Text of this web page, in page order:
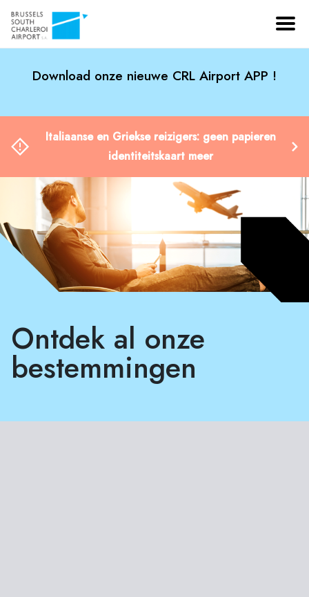
Download onze nieuwe CRL Airport APP !
Italiaanse en Griekse reizigers: geen papieren
identiteitskaart meer
Ontdek al onze
bestemmingen